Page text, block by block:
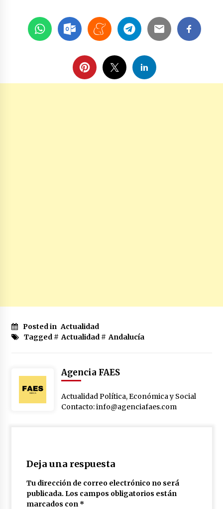
Posted in Actualidad
Tagged # Actualidad# Andalucía
Agencia FAES
Actualidad Política, Económica y Social
Contacto: info@agenciafaes.com
Deja una respuesta
Tu dirección de correo electrónico no será
publicada. Los campos obligatorios están
marcados con *